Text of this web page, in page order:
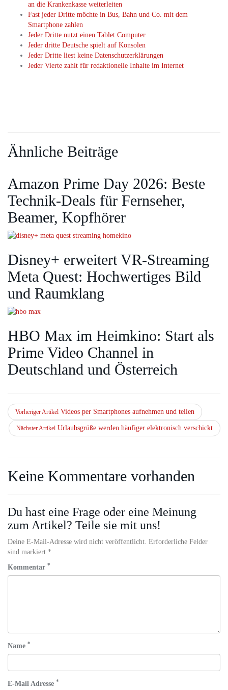
an die Krankenkasse weiterleiten
Fast jeder Dritte möchte in Bus, Bahn und Co. mit dem
Smartphone zahlen
Jeder Dritte nutzt einen Tablet Computer
Jeder dritte Deutsche spielt auf Konsolen
Jeder Dritte liest keine Datenschutzerklärungen
Jeder Vierte zahlt für redaktionelle Inhalte im Internet
Ähnliche Beiträge
Amazon Prime Day 2026: Beste
Technik-Deals für Fernseher,
Beamer, Kopfhörer
Disney+ erweitert VR‑Streaming
Meta Quest: Hochwertiges Bild
und Raumklang
HBO Max im Heimkino: Start als
Prime Video Channel in
Deutschland und Österreich
Vorheriger Artikel Videos per Smartphones aufnehmen und teilen
Nächster Artikel Urlaubsgrüße werden häufiger elektronisch verschickt
Keine Kommentare vorhanden
Du hast eine Frage oder eine Meinung
zum Artikel? Teile sie mit uns!
Deine E-Mail-Adresse wird nicht veröffentlicht. Erforderliche Felder
sind markiert *
Kommentar *
Name *
E-Mail Adresse *